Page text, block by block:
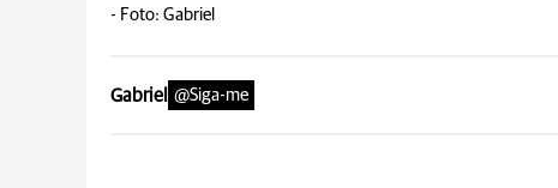
- Foto: Gabriel
Gabriel @Siga-me